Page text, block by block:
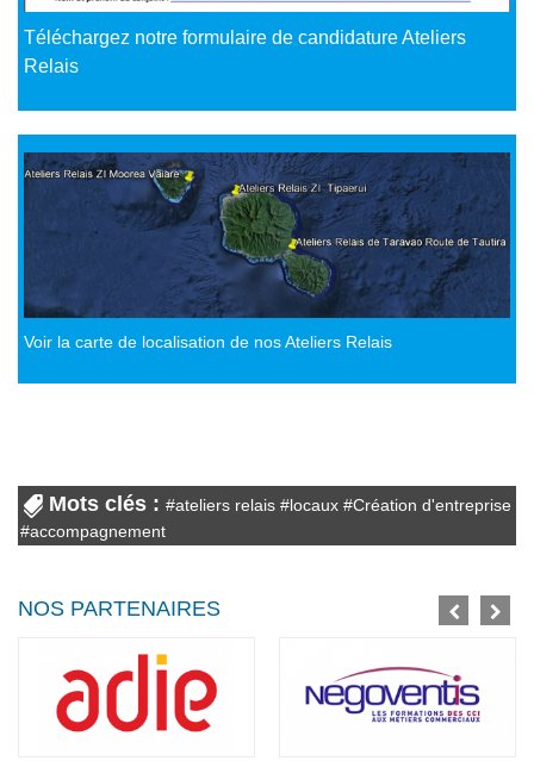
Téléchargez notre formulaire de candidature Ateliers
Relais
Voir la carte de localisation de nos Ateliers Relais
Mots clés : #ateliers relais #locaux #Création d'entreprise
#accompagnement
NOS PARTENAIRES